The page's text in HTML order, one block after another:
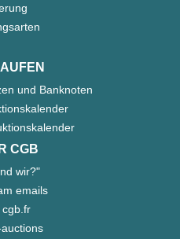
und Banknoten
CGB
wir?"
emails
cgb.fr